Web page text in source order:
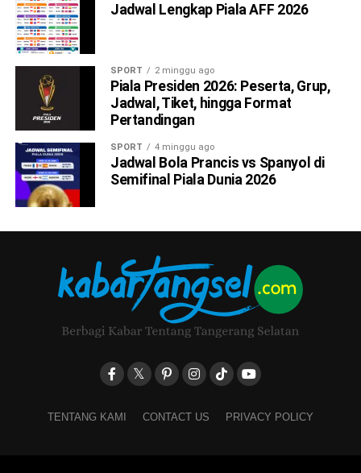
Jadwal Lengkap Piala AFF 2026
SPORT 2 minggu ago
Piala Presiden 2026: Peserta, Grup,
Jadwal, Tiket, hingga Format
Pertandingan
SPORT 4 minggu ago
Jadwal Bola Prancis vs Spanyol di
Semifinal Piala Dunia 2026
TENTANG KAMI CONTACT US PRIVACY POLICY